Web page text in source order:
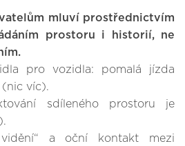
mluví prostřednictvím
prostoru i historií, ne
pro vozidla: pomalá jízda
víc).
sdíleného prostoru je
vidění“ a oční kontakt mezi